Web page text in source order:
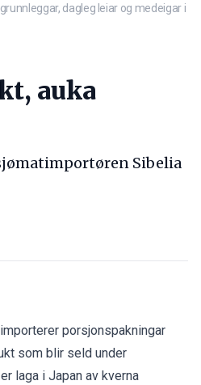
grunnleggar, dagleg leiar og medeigar i
auka
Sibelia
porsjonspakningar
som blir seld under
laga i Japan av kverna